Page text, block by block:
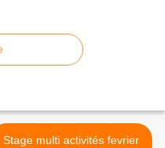
Stage multi activités fevrier